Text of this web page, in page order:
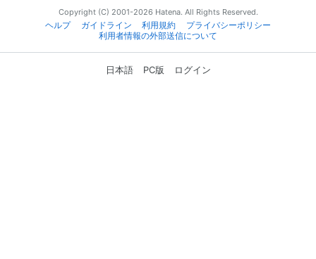
Copyright (C) 2001-2026 Hatena. All Rights Reserved.
ヘルプ
ガイドライン 利用規約
プライバシーポリシー
利用者情報の外部送信について
日本語 PC版 ログイン